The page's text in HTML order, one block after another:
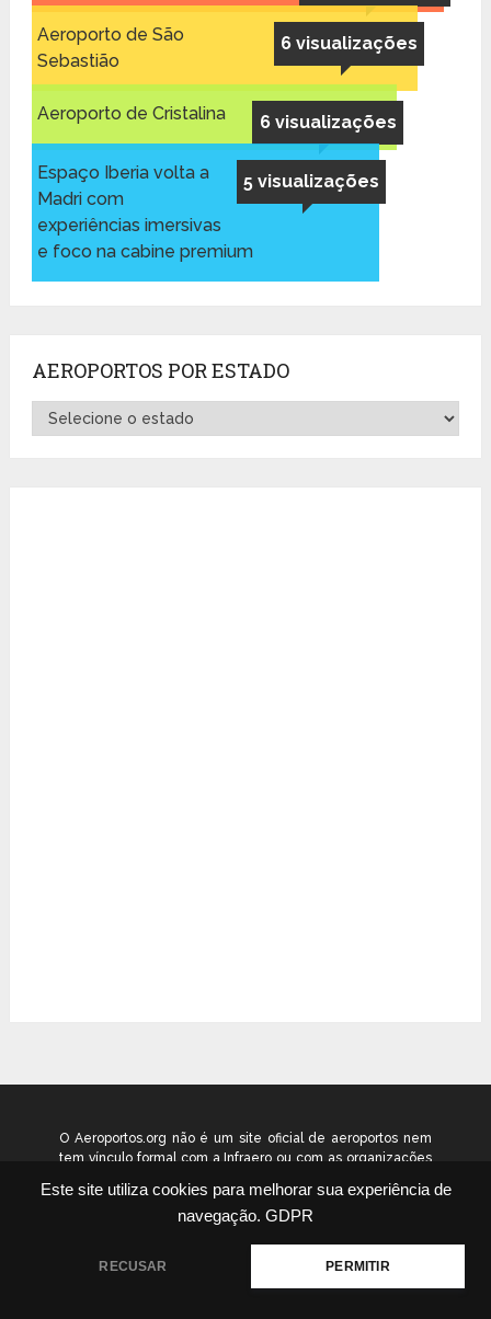
Este site utiliza cookies para melhorar sua experiência de
navegação. GDPR
RECUSAR PERMITIR
6 visualizações
Aeroporto de São
Sebastião
6 visualizações
Aeroporto de Cristalina
5 visualizações
Espaço Iberia volta a
Madri com
experiências imersivas
e foco na cabine premium
AEROPORTOS POR ESTADO
Aeroportos
por
O Aeroportos.org não é um site oficial de aeroportos nem
tem vínculo formal com a Infraero ou com as organizações
como um guia independente de informação voltado ao
público geral. © 2026 aeroportos.org – Todos os direitos